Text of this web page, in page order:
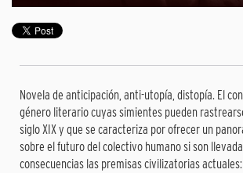
Novela de anticipación, anti-utopía, distopía. El
género literario cuyas simientes pueden
siglo XIX y que se caracteriza por ofrecer un
sobre el futuro del colectivo humano si son
consecuencias las premisas civilizatorias